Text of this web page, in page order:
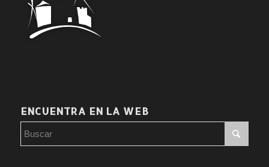
ENCUENTRA EN LA WEB